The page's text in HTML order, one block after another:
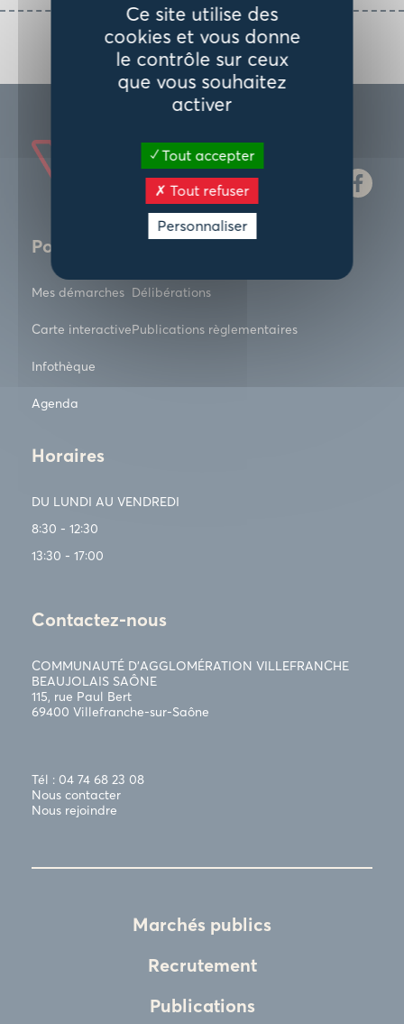
Ce site utilise des
cookies et vous donne
le contrôle sur ceux
que vous souhaitez
activer
Tout accepter
Tout refuser
Personnaliser
Pour aller plus loin
Mes démarches
Carte interactive
Infothèque
Agenda
Délibérations
Publications règlementaires
Horaires
DU LUNDI AU VENDREDI
8:30 - 12:30
13:30 - 17:00
Contactez-nous
COMMUNAUTÉ D’AGGLOMÉRATION VILLEFRANCHE
BEAUJOLAIS SAÔNE
115, rue Paul Bert
69400 Villefranche-sur-Saône
Tél : 04 74 68 23 08
Nous contacter
Nous rejoindre
Marchés publics
Recrutement
Publications